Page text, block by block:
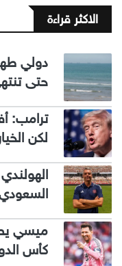
الاكثر قراءة
دولي
حتى
ترامب:
لكن
ميسي
كأس